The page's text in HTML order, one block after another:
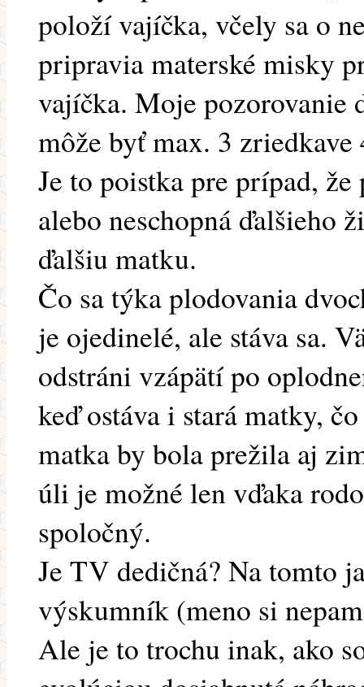
položí vajíčka, včely sa o
pripravia materské misky
vajíčka. Moje pozorovanie
môže byť max. 3
Je to poistka pre prípad,
alebo neschopná ďalšieho
ďalšiu matku.
Čo sa týka plodovania
je ojedinelé, ale stáva sa.
odstráni vzápätí po
keď ostáva i stará matky,
matka by bola prežila aj
úli je možné len vďaka
spoločný.
Je TV dedičná? Na tomto
výskumník (meno si
Ale je to trochu inak, ako